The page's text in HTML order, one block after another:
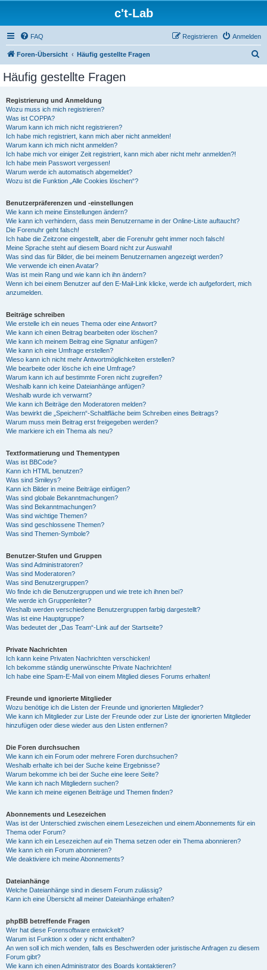
c't-Lab
FAQ Anmelden
Registrieren
Foren-Übersicht Häufig gestellte Fragen
Häufig gestellte Fragen
Registrierung und Anmeldung
Wozu muss ich mich registrieren?
Was ist COPPA?
Warum kann ich mich nicht registrieren?
Ich habe mich registriert, kann mich aber nicht anmelden!
Warum kann ich mich nicht anmelden?
Ich habe mich vor einiger Zeit registriert, kann mich aber nicht mehr anmelden?!
Ich habe mein Passwort vergessen!
Warum werde ich automatisch abgemeldet?
Wozu ist die Funktion „Alle Cookies löschen“?
Benutzerpräferenzen und -einstellungen
Wie kann ich meine Einstellungen ändern?
Wie kann ich verhindern, dass mein Benutzername in der Online-Liste auftaucht?
Die Forenuhr geht falsch!
Ich habe die Zeitzone eingestellt, aber die Forenuhr geht immer noch falsch!
Meine Sprache steht auf diesem Board nicht zur Auswahl!
Was sind das für Bilder, die bei meinem Benutzernamen angezeigt werden?
Wie verwende ich einen Avatar?
Was ist mein Rang und wie kann ich ihn ändern?
Wenn ich bei einem Benutzer auf den E-Mail-Link klicke, werde ich aufgefordert, mich
anzumelden.
Beiträge schreiben
Wie erstelle ich ein neues Thema oder eine Antwort?
Wie kann ich einen Beitrag bearbeiten oder löschen?
Wie kann ich meinem Beitrag eine Signatur anfügen?
Wie kann ich eine Umfrage erstellen?
Wieso kann ich nicht mehr Antwortmöglichkeiten erstellen?
Wie bearbeite oder lösche ich eine Umfrage?
Warum kann ich auf bestimmte Foren nicht zugreifen?
Weshalb kann ich keine Dateianhänge anfügen?
Weshalb wurde ich verwarnt?
Wie kann ich Beiträge den Moderatoren melden?
Was bewirkt die „Speichern“-Schaltfläche beim Schreiben eines Beitrags?
Warum muss mein Beitrag erst freigegeben werden?
Wie markiere ich ein Thema als neu?
Textformatierung und Thementypen
Was ist BBCode?
Kann ich HTML benutzen?
Was sind Smileys?
Kann ich Bilder in meine Beiträge einfügen?
Was sind globale Bekanntmachungen?
Was sind Bekanntmachungen?
Was sind wichtige Themen?
Was sind geschlossene Themen?
Was sind Themen-Symbole?
Benutzer-Stufen und Gruppen
Was sind Administratoren?
Was sind Moderatoren?
Was sind Benutzergruppen?
Wo finde ich die Benutzergruppen und wie trete ich ihnen bei?
Wie werde ich Gruppenleiter?
Weshalb werden verschiedene Benutzergruppen farbig dargestellt?
Was ist eine Hauptgruppe?
Was bedeutet der „Das Team“-Link auf der Startseite?
Private Nachrichten
Ich kann keine Privaten Nachrichten verschicken!
Ich bekomme ständig unerwünschte Private Nachrichten!
Ich habe eine Spam-E-Mail von einem Mitglied dieses Forums erhalten!
Freunde und ignorierte Mitglieder
Wozu benötige ich die Listen der Freunde und ignorierten Mitglieder?
Wie kann ich Mitglieder zur Liste der Freunde oder zur Liste der ignorierten Mitglieder
hinzufügen oder diese wieder aus den Listen entfernen?
Die Foren durchsuchen
Wie kann ich ein Forum oder mehrere Foren durchsuchen?
Weshalb erhalte ich bei der Suche keine Ergebnisse?
Warum bekomme ich bei der Suche eine leere Seite?
Wie kann ich nach Mitgliedern suchen?
Wie kann ich meine eigenen Beiträge und Themen finden?
Abonnements und Lesezeichen
Was ist der Unterschied zwischen einem Lesezeichen und einem Abonnements für ein
Thema oder Forum?
Wie kann ich ein Lesezeichen auf ein Thema setzen oder ein Thema abonnieren?
Wie kann ich ein Forum abonnieren?
Wie deaktiviere ich meine Abonnements?
Dateianhänge
Welche Dateianhänge sind in diesem Forum zulässig?
Kann ich eine Übersicht all meiner Dateianhänge erhalten?
phpBB betreffende Fragen
Wer hat diese Forensoftware entwickelt?
Warum ist Funktion x oder y nicht enthalten?
An wen soll ich mich wenden, falls es Beschwerden oder juristische Anfragen zu diesem
Forum gibt?
Wie kann ich einen Administrator des Boards kontaktieren?